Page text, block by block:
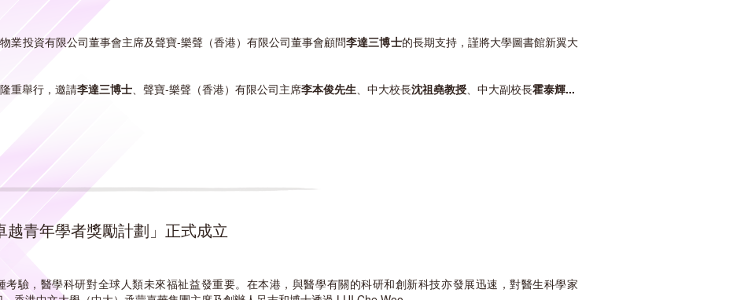
業投資有限公司董事會主席及聲寶-樂聲（香港）有限公司董事會顧問李達三博士的長期支持，謹將大學圖書館新翼大
重舉行，邀請李達三博士、聲寶-樂聲（香港）有限公司主席李本俊先生、中大校長沈祖堯教授、中大副校長霍泰輝...
青年學者獎勵計劃」正式成立
驗，醫學科研對全球人類未來福祉益發重要。在本港，與醫學有關的科研和創新科技亦發展迅速，對醫生科學家